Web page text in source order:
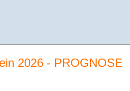
2026 - PROGNOSE